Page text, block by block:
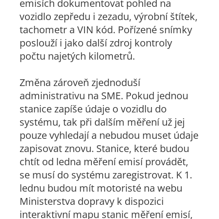
emisích dokumentovat pohled na
vozidlo zepředu i zezadu, výrobní štítek,
tachometr a VIN kód. Pořízené snímky
poslouží i jako další zdroj kontroly
počtu najetých kilometrů.
Změna zároveň zjednoduší
administrativu na SME. Pokud jednou
stanice zapíše údaje o vozidlu do
systému, tak při dalším měření už jej
pouze vyhledají a nebudou muset údaje
zapisovat znovu. Stanice, které budou
chtít od ledna měření emisí provádět,
se musí do systému zaregistrovat. K 1.
lednu budou mít motoristé na webu
Ministerstva dopravy k dispozici
interaktivní mapu stanic měření emisí,